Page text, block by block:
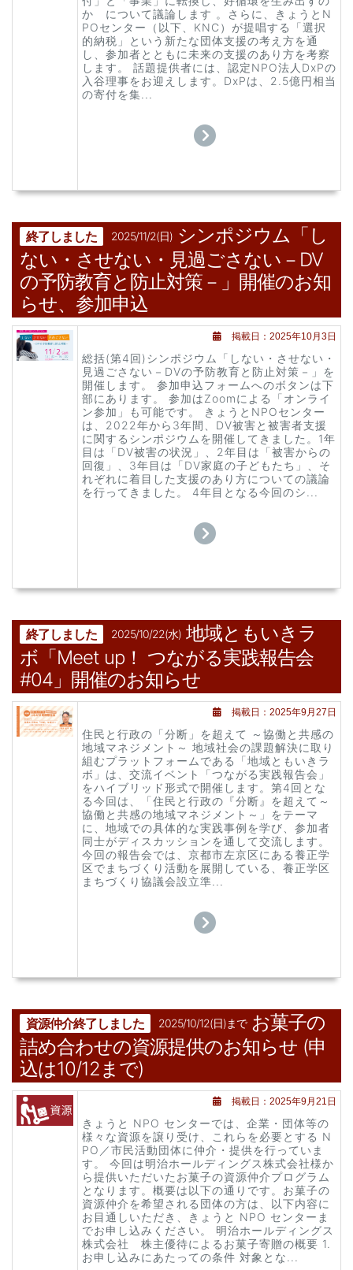
か について議論します 。さらに、きょうとN
POセンター（以下、KNC）が提唱する「選択
的納税」という新たな団体支援の考え方を通
し、参加者とともに未来の支援のあり方を考察
します。 話題提供者には、認定NPO法人DxPの
入谷理事をお迎えします。DxPは、2.5億円相当
の寄付を集...
終了しました 2025/11/2(日) シンポジウム「し
ない・させない・見過ごさない－DV
の予防教育と防止対策－」開催のお知
らせ、参加申込
掲載日：2025年10月3日
総括(第4回)シンポジウム「しない・させない・
見過ごさない－DVの予防教育と防止対策－」を
開催します。 参加申込フォームへのボタンは下
部にあります。 参加はZoomによる「オンライ
ン参加」も可能です。 きょうとNPOセンター
は、2022年から3年間、DV被害と被害者支援
に関するシンポジウムを開催してきました。1年
目は「DV被害の状況」、2年目は「被害からの
回復」、3年目は「DV家庭の子どもたち」、そ
れぞれに着目した支援のあり方についての議論
を行ってきました。 4年目となる今回のシ...
終了しました 2025/10/22(水) 地域ともいきラ
ボ「Meet up！ つながる実践報告会
#04」開催のお知らせ
掲載日：2025年9月27日
住民と行政の「分断」を超えて ～協働と共感の
地域マネジメント～ 地域社会の課題解決に取り
組むプラットフォームである「地域ともいきラ
ボ」は、交流イベント「つながる実践報告会」
をハイブリッド形式で開催します。第4回とな
る今回は、「住民と行政の『分断』を超えて～
協働と共感の地域マネジメント～」をテーマ
に、地域での具体的な実践事例を学び、参加者
同士がディスカッションを通して交流します。
今回の報告会では、京都市左京区にある養正学
区でまちづくり活動を展開している、養正学区
まちづくり協議会設立準...
資源仲介終了しました 2025/10/12(日)までお菓子の
詰め合わせの資源提供のお知らせ (申
込は10/12まで)
掲載日：2025年9月21日
きょうと NPO センターでは、企業・団体等の
様々な資源を譲り受け、これらを必要とする N
PO／市民活動団体に仲介・提供を行っていま
す。 今回は明治ホールディングス株式会社様か
ら提供いただいたお菓子の資源仲介プログラム
となります。概要は以下の通りです。お菓子の
資源仲介を希望される団体の方は、以下内容に
お目通しいただき、きょうと NPO センターま
でお申し込みください。 明治ホールディングス
株式会社 株主優待によるお菓子寄贈の概要 1.
お申し込みにあたっての条件 対象とな...